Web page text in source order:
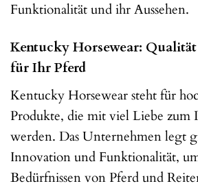
Funktionalität und ihr Aussehen.
Kentucky Horsewear:
für Ihr Pferd
Kentucky Horsewear steht für
Produkte, die mit viel Liebe zum
werden. Das Unternehmen legt
Innovation und Funktionalität,
Bedürfnissen von Pferd und